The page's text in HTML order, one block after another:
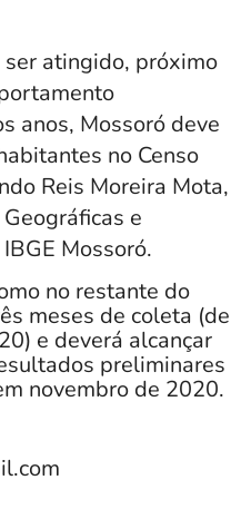
atingido, próximo
anos, Mossoró deve
no Censo
Reis Moreira Mota,
e
Mossoró.
no restante do
meses de coleta (de
e deverá alcançar
preliminares
novembro de 2020.